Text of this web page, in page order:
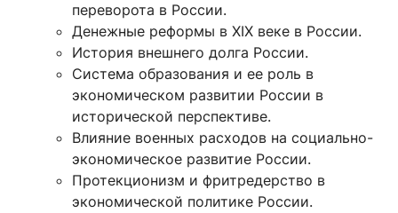
переворота в России.
Денежные реформы в XIX веке в России.
История внешнего долга России.
Система образования и ее роль в
экономическом развитии России в
исторической перспективе.
Влияние военных расходов на социально-
экономическое развитие России.
Протекционизм и фритредерство в
экономической политике России.